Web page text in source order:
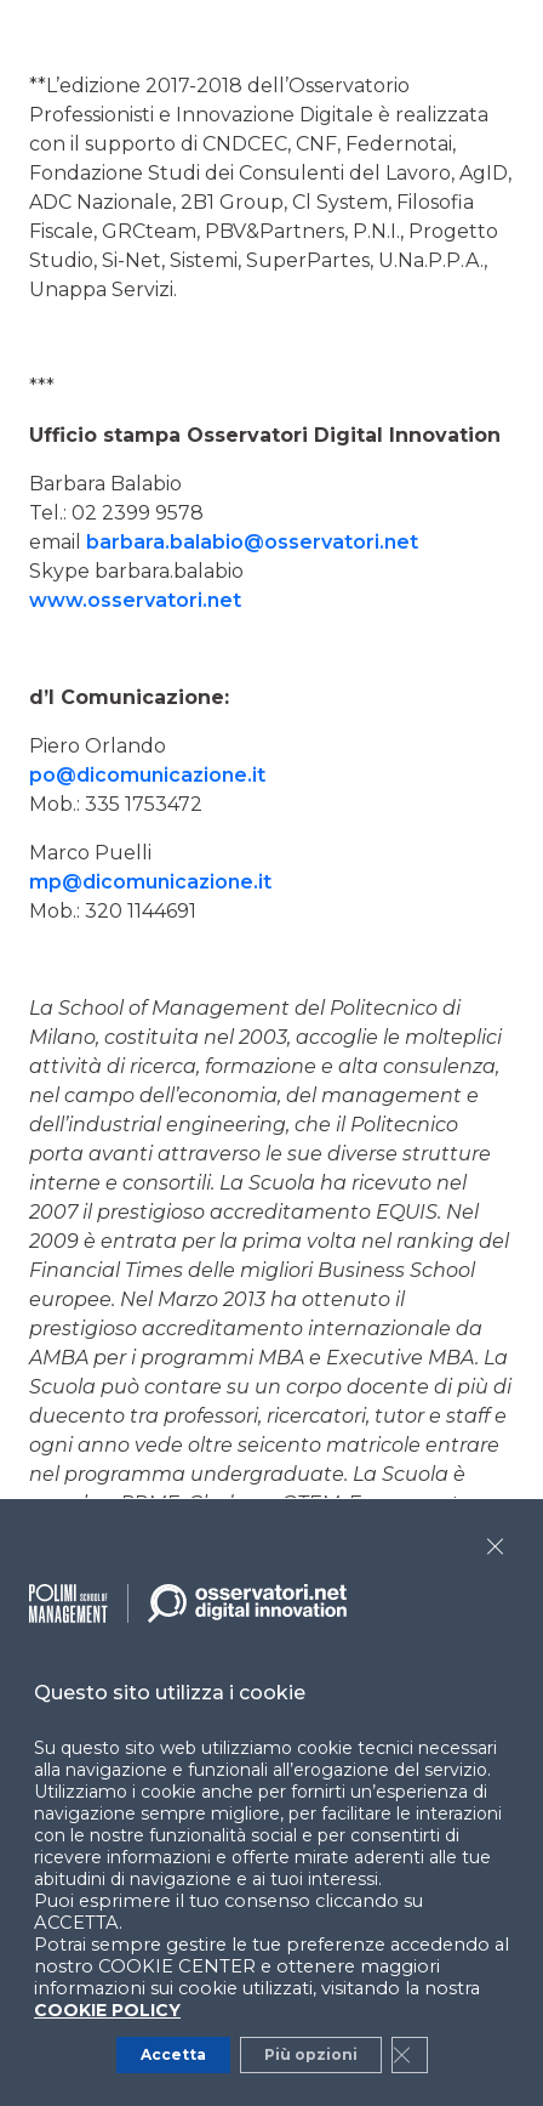
**L’edizione 2017-2018 dell’Osservatorio
Professionisti e Innovazione Digitale è realizzata
con il supporto di CNDCEC, CNF, Federnotai,
Fondazione Studi dei Consulenti del Lavoro, AgID,
ADC Nazionale, 2B1 Group, Cl System, Filosofia
Fiscale, GRCteam, PBV&Partners, P.N.I., Progetto
Studio, Si-Net, Sistemi, SuperPartes, U.Na.P.P.A.,
Unappa Servizi.
***
Ufficio stampa Osservatori Digital Innovation
Barbara Balabio
Tel.: 02 2399 9578
email barbara.balabio@osservatori.net
Skype barbara.balabio
www.osservatori.net
d’I Comunicazione:
Piero Orlando
po@dicomunicazione.it
Mob.: 335 1753472
Marco Puelli
mp@dicomunicazione.it
Mob.: 320 1144691
La School of Management del Politecnico di
Milano, costituita nel 2003, accoglie le molteplici
attività di ricerca, formazione e alta consulenza,
nel campo dell’economia, del management e
dell’industrial engineering, che il Politecnico
porta avanti attraverso le sue diverse strutture
interne e consortili. La Scuola ha ricevuto nel
2007 il prestigioso accreditamento EQUIS. Nel
2009 è entrata per la prima volta nel ranking del
Financial Times delle migliori Business School
europee. Nel Marzo 2013 ha ottenuto il
prestigioso accreditamento internazionale da
AMBA per i programmi MBA e Executive MBA. La
Scuola può contare su un corpo docente di più di
duecento tra professori, ricercatori, tutor e staff e
ogni anno vede oltre seicento matricole entrare
nel programma undergraduate. La Scuola è
membro PRME, Cladea e QTEM. Fanno parte
che, in particolare, si focalizza sulla formazione
executive e sui programmi Master. Gli
(www.osservatori.net) nascono nel 1999 con
l’obiettivo di fare cultura in tutti i principali
ambiti di Innovazione Digitale. La Vision che
guida gli Osservatori è che l’Innovazione Digitale
sia un fattore essenziale per lo sviluppo del
Paese. La Mission degli Osservatori è produrre e
diffondere conoscenza sulle opportunità e gli
impatti che le tecnologie digitali hanno su
imprese, pubbliche amministrazioni e cittadini,
tramite modelli interpretativi basati su solide
evidenze empiriche e spazi di confronto
tempo, che aggregano la domanda e l’offerta di
Questo sito utilizza i cookie
Su questo sito web utilizziamo cookie tecnici necessari
alla navigazione e funzionali all’erogazione del servizio.
Utilizziamo i cookie anche per fornirti un’esperienza di
navigazione sempre migliore, per facilitare le interazioni
con le nostre funzionalità social e per consentirti di
ricevere informazioni e offerte mirate aderenti alle tue
abitudini di navigazione e ai tuoi interessi.
Puoi esprimere il tuo consenso cliccando su
ACCETTA.
Potrai sempre gestire le tue preferenze accedendo al
nostro COOKIE CENTER e ottenere maggiori
informazioni sui cookie utilizzati, visitando la nostra
COOKIE POLICY
Accetta Più opzioni Close GDPR